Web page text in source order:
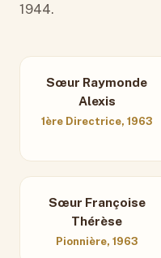
1944.
Sœur Raymonde
Alexis
1ère Directrice, 1963
Sœur Françoise
Thérèse
Pionnière, 1963